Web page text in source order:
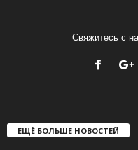
Свяжитесь с
ЕЩЁ БОЛЬШЕ НОВОСТЕЙ